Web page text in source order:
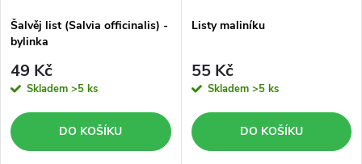
p
r
o
s
p
r
o
Šalvěj list (Salvia officinalis) -
bylinka
49 Kč
Skladem >5 ks
DO KOŠÍKU
Listy maliníku
55 Kč
Skladem >5 ks
DO KOŠÍKU